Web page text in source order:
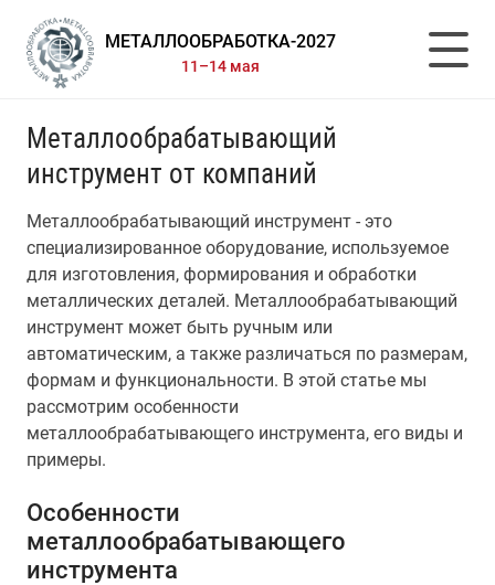
МЕТАЛЛООБРАБОТКА-2027
11–14 мая
Металлообрабатывающий
инструмент от компаний
Металлообрабатывающий инструмент - это
специализированное оборудование, используемое
для изготовления, формирования и обработки
металлических деталей. Металлообрабатывающий
инструмент может быть ручным или
автоматическим, а также различаться по размерам,
формам и функциональности. В этой статье мы
рассмотрим особенности
металлообрабатывающего инструмента, его виды и
примеры.
Особенности
металлообрабатывающего
инструмента